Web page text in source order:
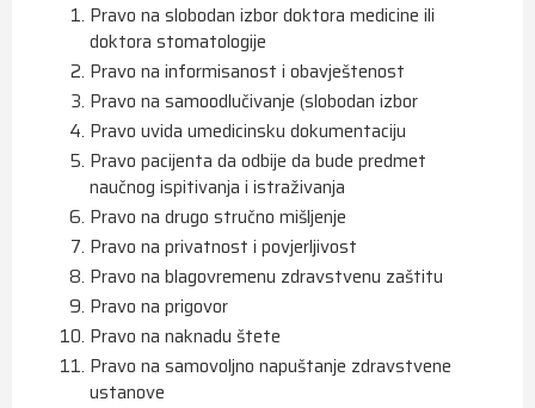
Pravo na slobodan izbor doktora medicine ili
doktora stomatologije
Pravo na informisanost i obavještenost
Pravo na samoodlučivanje (slobodan izbor
Pravo uvida umedicinsku dokumentaciju
Pravo pacijenta da odbije da bude predmet
naučnog ispitivanja i istraživanja
Pravo na drugo stručno mišljenje
Pravo na privatnost i povjerljivost
Pravo na blagovremenu zdravstvenu zaštitu
Pravo na prigovor
Pravo na naknadu štete
Pravo na samovoljno napuštanje zdravstvene
ustanove